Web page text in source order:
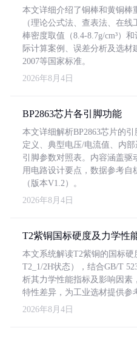
本文详细介绍了铜棒和黄铜棒
（理论公式法、查表法、在
棒密度取值（8.4-8.7g/cm³）
际计算案例、误差分析及选材
2007等国家标准。
2026年8月4日
BP2863芯片各引脚功能
本文详细解析BP2863芯片的
定义、典型电压/电流值、内
引脚参数对照表。内容涵盖驱
用电路设计要点，数据参考自
（版本V1.2）。
2026年8月4日
T2紫铜国标硬度及力学性
本文系统解读T2紫铜的国标硬
T2_1/2H状态），结合GB/T
析其力学性能指标及影响因素
特性差异，为工业选材提供参
2026年8月4日